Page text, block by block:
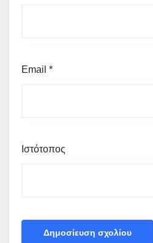
Email *
Ιστότοπος